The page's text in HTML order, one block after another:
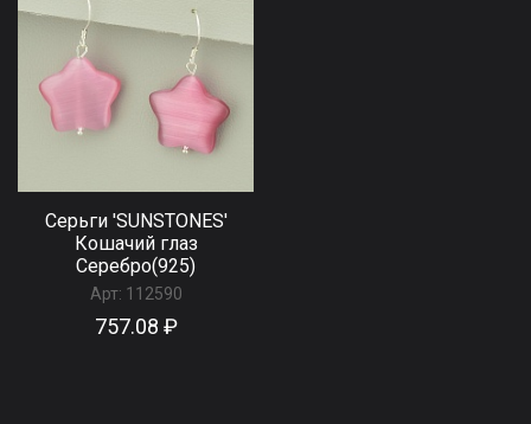
Серьги 'SUNSTONES'
Кошачий глаз
Серебро(925)
Арт: 112590
757.08 ₽